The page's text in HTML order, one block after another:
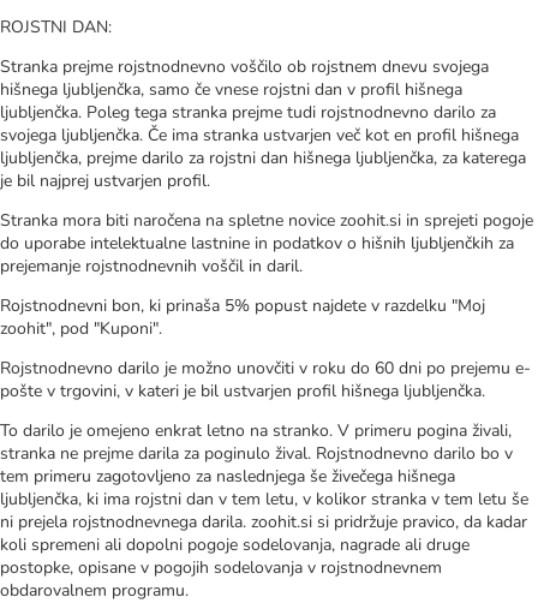
ROJSTNI DAN:
Stranka prejme rojstnodnevno voščilo ob rojstnem dnevu svojega
hišnega ljubljenčka, samo če vnese rojstni dan v profil hišnega
ljubljenčka. Poleg tega stranka prejme tudi rojstnodnevno darilo za
svojega ljubljenčka. Če ima stranka ustvarjen več kot en profil hišnega
ljubljenčka, prejme darilo za rojstni dan hišnega ljubljenčka, za katerega
je bil najprej ustvarjen profil. ​
Stranka mora biti naročena na spletne novice zoohit.si in sprejeti pogoje
do uporabe intelektualne lastnine in podatkov o hišnih ljubljenčkih za
prejemanje rojstnodnevnih voščil in daril.​
Rojstnodnevni bon, ki prinaša 5% popust najdete v razdelku "Moj
zoohit", pod "Kuponi".
Rojstnodnevno darilo je možno unovčiti v roku do 60 dni po prejemu e-
pošte v trgovini, v kateri je bil ustvarjen profil hišnega ljubljenčka.​
To darilo je omejeno enkrat letno na stranko. V primeru pogina živali,
stranka ne prejme darila za poginulo žival. Rojstnodnevno darilo bo v
tem primeru zagotovljeno za naslednjega še živečega hišnega
ljubljenčka, ki ima rojstni dan v tem letu, v kolikor stranka v tem letu še
ni prejela rojstnodnevnega darila. zoohit.si si pridržuje pravico, da kadar
koli spremeni ali dopolni pogoje sodelovanja, nagrade ali druge
postopke, opisane v pogojih sodelovanja v rojstnodnevnem
obdarovalnem programu.​